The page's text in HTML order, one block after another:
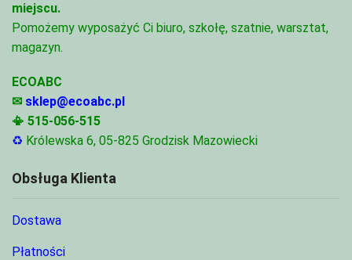
miejscu.
Pomożemy wyposażyć Ci biuro, szkołę, szatnie, warsztat,
magazyn.
ECOABC
✉ sklep@ecoabc.pl
📳 515-056-515
♻ Królewska 6, 05-825 Grodzisk Mazowiecki
Obsługa Klienta
Dostawa
Płatności